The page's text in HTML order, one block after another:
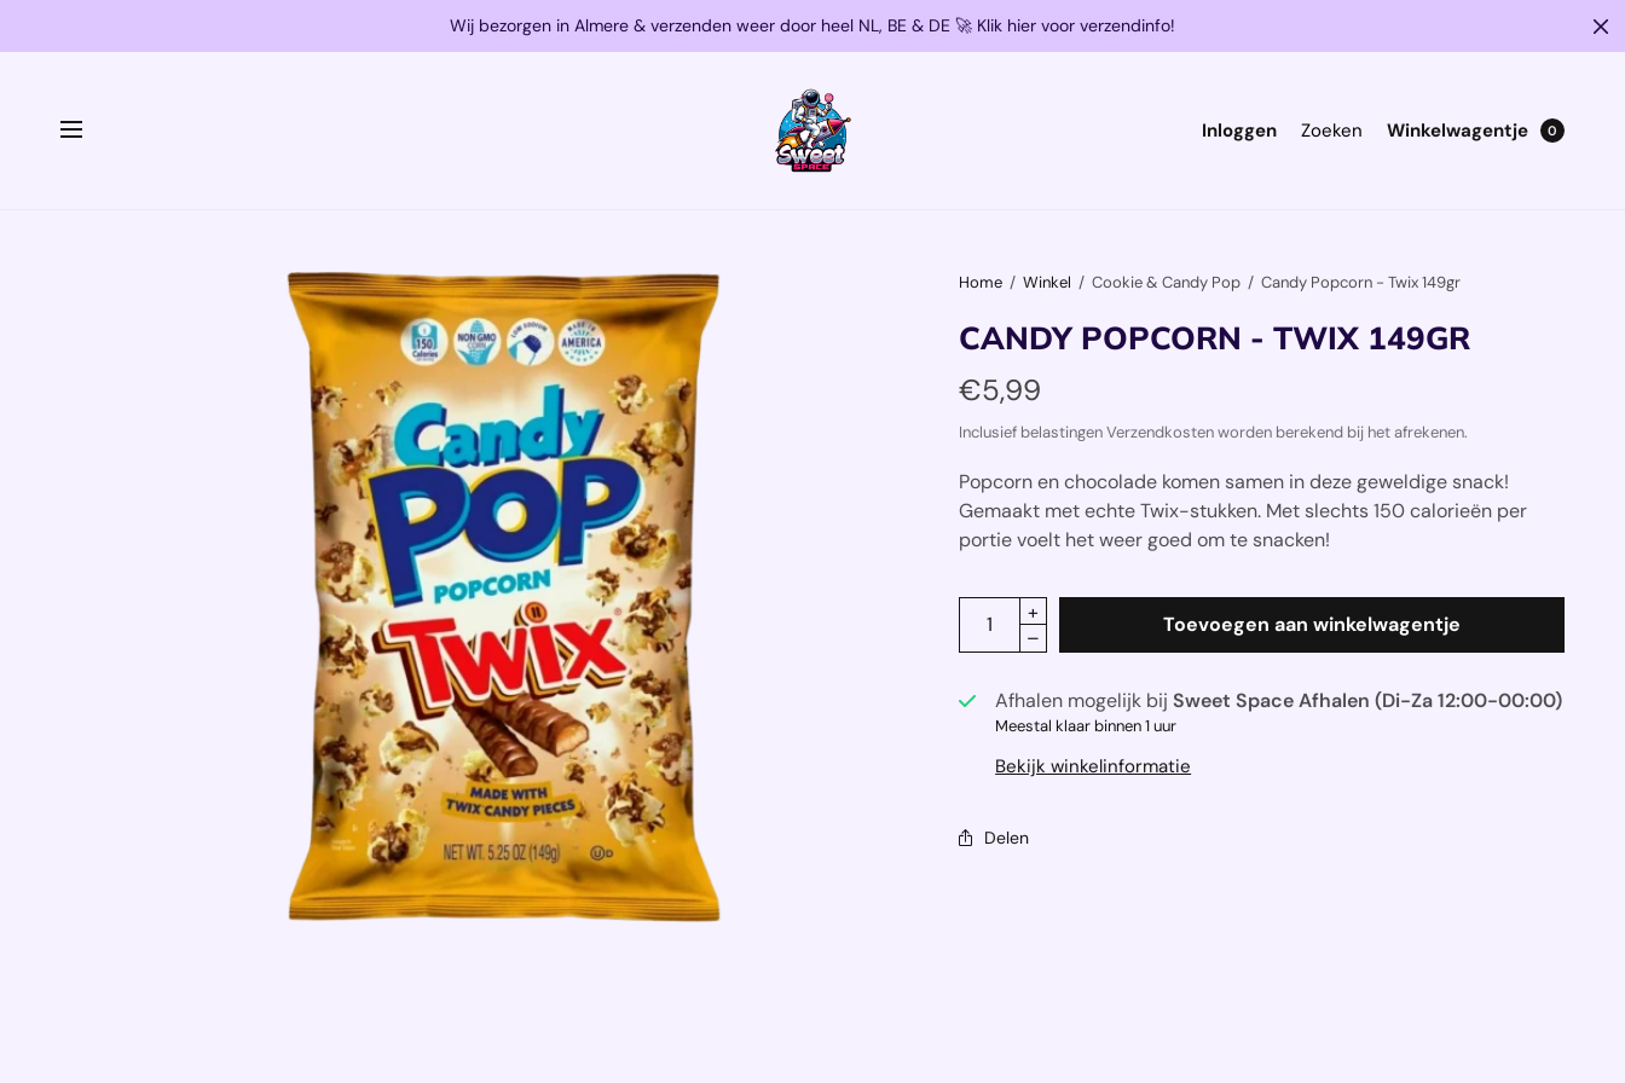
Wij bezorgen in Almere & verzenden weer door heel NL, BE & DE 🚀 Klik hier voor verzendinfo!
Inloggen Zoeken Winkelwagentje 0
Home / Winkel / Cookie & Candy Pop / Candy Popcorn - Twix 149gr
CANDY POPCORN - TWIX 149GR
€5,99
Inclusief belastingen Verzendkosten worden berekend bij het afrekenen.
Popcorn enchocolade komen samen in deze geweldige snack!
Gemaakt met echte Twix-stukken. Met slechts 150 calorieën per
portie voelt het weer goed om te snacken!
Toevoegen aan winkelwagentje
Afhalen mogelijk bijSweet Space Afhalen (Di-Za 12:00-00:00)
Meestal klaar binnen 1 uur
Bekijk winkelinformatie
Delen